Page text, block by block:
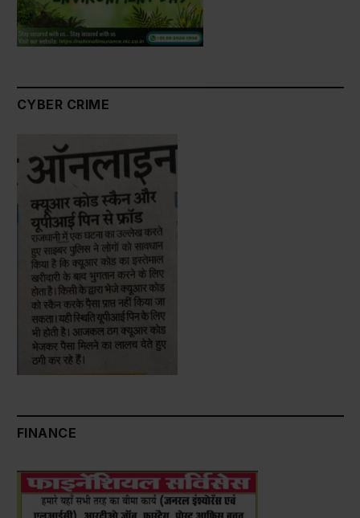
CYBER CRIME
FINANCE